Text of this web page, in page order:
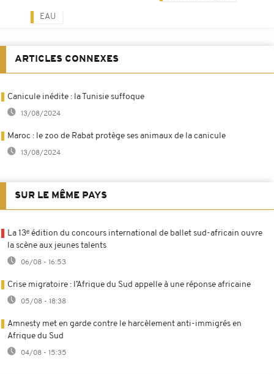
EAU
ARTICLES CONNEXES
Canicule inédite : la Tunisie suffoque
13/08/2024
Maroc : le zoo de Rabat protège ses animaux de la canicule
13/08/2024
SUR LE MÊME PAYS
La 13ᵉ édition du concours international de ballet sud-africain ouvre
la scène aux jeunes talents
06/08 - 16:53
Crise migratoire : l’Afrique du Sud appelle à une réponse africaine
05/08 - 18:38
Amnesty met en garde contre le harcèlement anti-immigrés en
Afrique du Sud
04/08 - 15:35